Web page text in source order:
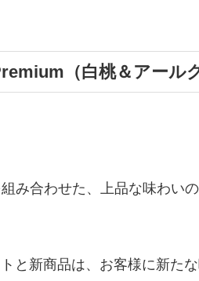
（白桃＆アール
み合わせた、上品な味わい
と新商品は、お客様に新た